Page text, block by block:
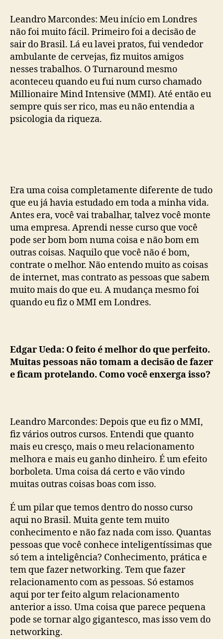
Leandro Marcondes: Meu início em Londres
não foi muito fácil. Primeiro foi a decisão de
sair do Brasil. Lá eu lavei pratos, fui vendedor
ambulante de cervejas, fiz muitos amigos
nesses trabalhos. O Turnaround mesmo
aconteceu quando eu fui num curso chamado
Millionaire Mind Intensive (MMI). Até então eu
sempre quis ser rico, mas eu não entendia a
psicologia da riqueza.
Era uma coisa completamente diferente de tudo
que eu já havia estudado em toda a minha vida.
Antes era, você vai trabalhar, talvez você monte
uma empresa. Aprendi nesse curso que você
pode ser bom bom numa coisa e não bom em
outras coisas. Naquilo que você não é bom,
contrate o melhor. Não entendo muito as coisas
de internet, mas contrato as pessoas que sabem
muito mais do que eu. A mudança mesmo foi
quando eu fiz o MMI em Londres.
Edgar Ueda: O feito é melhor do que perfeito.
Muitas pessoas não tomam a decisão de fazer
e ficam protelando. Como você enxerga isso?
Leandro Marcondes: Depois que eu fiz o MMI,
fiz vários outros cursos. Entendi que quanto
mais eu cresço, mais o meu relacionamento
melhora e mais eu ganho dinheiro. É um efeito
borboleta. Uma coisa dá certo e vão vindo
muitas outras coisas boas com isso.
É um pilar que temos dentro do nosso curso
aqui no Brasil. Muita gente tem muito
conhecimento e não faz nada com isso. Quantas
pessoas que você conhece inteligentíssimas que
só tem a inteligência? Conhecimento, prática e
tem que fazer networking. Tem que fazer
relacionamento com as pessoas. Só estamos
aqui por ter feito algum relacionamento
anterior a isso. Uma coisa que parece pequena
pode se tornar algo gigantesco, mas isso vem do
networking.